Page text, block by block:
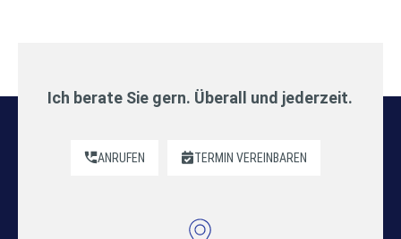
Ich berate Sie gern. Überall und jederzeit.
ANRUFEN TERMIN VEREINBAREN